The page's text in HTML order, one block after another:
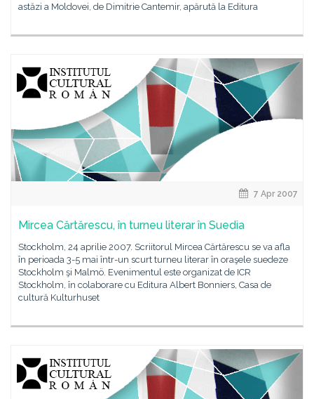
astăzi a Moldovei, de Dimitrie Cantemir, apărută la Editura
7 Apr 2007
Mircea Cărtărescu, în turneu literar în Suedia
Stockholm, 24 aprilie 2007. Scriitorul Mircea Cărtărescu se va afla
în perioada 3-5 mai într-un scurt turneu literar în oraşele suedeze
Stockholm şi Malmö. Evenimentul este organizat de ICR
Stockholm, în colaborare cu Editura Albert Bonniers, Casa de
cultură Kulturhuset